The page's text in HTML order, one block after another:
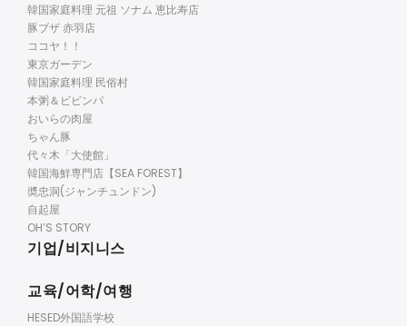
韓国家庭料理 元祖 ソナム 恵比寿店
豚ブザ 赤羽店
ココヤ！！
東京ガーデン
韓国家庭料理 民俗村
本粥＆ビビンパ
おいらの肉屋
ちゃん豚
代々木「大使館」
韓国海鮮専門店【SEA FOREST】
奬忠洞(ジャンチュンドン)
自起屋
OH’S STORY
기업/비지니스
교육/어학/여행
HESED外国語学校